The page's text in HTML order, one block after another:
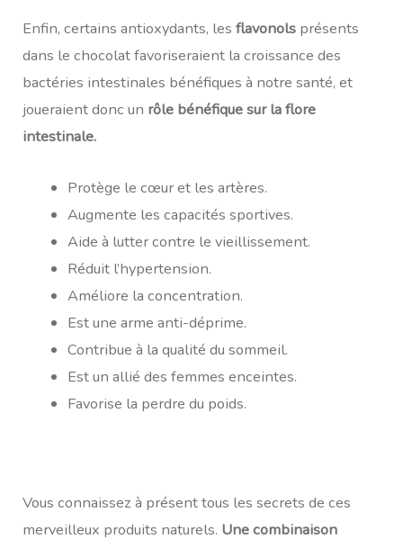
Enfin, certains antioxydants, lesflavonols présents
dans le chocolat favoriseraient la croissance des
bactéries intestinales bénéfiques à notre santé, et
joueraient donc un rôle bénéfique sur la flore
intestinale.
Protège le cœur et les artères.
Augmente les capacités sportives.
Aide à lutter contre le vieillissement.
Réduit l’hypertension.
Améliore la concentration.
Est une arme anti-déprime.
Contribue à la qualité du sommeil.
Est un allié des femmes enceintes.
Favorise la perdre du poids.
Vous connaissez à présent tous les secrets de ces
merveilleux produits naturels. Une combinaison